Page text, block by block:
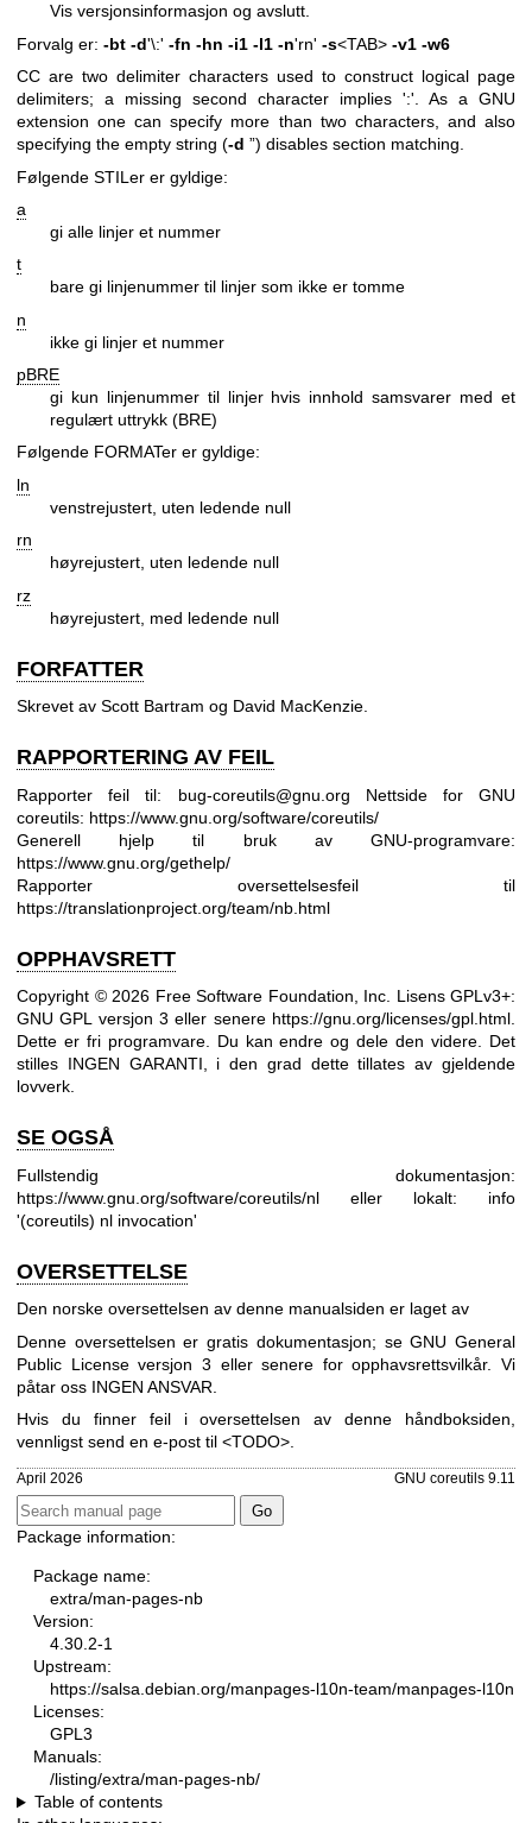
Vis versjonsinformasjon og avslutt.
Forvalg er: -bt -d'\:' -fn -hn -i1 -l1 -n'rn' -s<TAB> -v1 -w6
CC are two delimiter characters used to construct logical page
delimiters; a missing second character implies ':'. As a GNU
extension one can specify more than two characters, and also
specifying the empty string (-d ”) disables section matching.
Følgende STILer er gyldige:
a
gi alle linjer et nummer
t
bare gi linjenummer til linjer som ikke er tomme
n
ikke gi linjer et nummer
pBRE
gi kun linjenummer til linjer hvis innhold samsvarer med et
regulært uttrykk (BRE)
Følgende FORMATer er gyldige:
ln
venstrejustert, uten ledende null
rn
høyrejustert, uten ledende null
rz
høyrejustert, med ledende null
FORFATTER
Skrevet av Scott Bartram og David MacKenzie.
RAPPORTERING AV FEIL
Rapporter feil til: bug-coreutils@gnu.org Nettside for GNU
coreutils: https://www.gnu.org/software/coreutils/
Generell hjelp til bruk av GNU-programvare:
https://www.gnu.org/gethelp/
Rapporter oversettelsesfeil til
https://translationproject.org/team/nb.html
OPPHAVSRETT
Copyright © 2026 Free Software Foundation, Inc. Lisens GPLv3+:
GNU GPL versjon 3 eller senere https://gnu.org/licenses/gpl.html
Dette er fri programvare. Du kan endre og dele den videre. Det
stilles INGEN GARANTI, i den grad dette tillates av gjeldende
lovverk.
SE OGSÅ
Fullstendig dokumentasjon:
https://www.gnu.org/software/coreutils/nl
eller lokalt: info
'(coreutils) nl invocation'
OVERSETTELSE
Den norske oversettelsen av denne manualsiden er laget av
Denne oversettelsen er gratis dokumentasjon; seGNU General
Public License versjon 3 eller senere for opphavsrettsvilkår. Vi
påtar oss INGEN ANSVAR.
Hvis du finner feil i oversettelsen av denne håndboksiden,
vennligst send en e-post til <TODO>.
April 2026 GNU coreutils 9.11
Package information:
Package name:
extra/man-pages-nb
Version:
4.30.2-1
Upstream:
https://salsa.debian.org/manpages-l10n-team/manpages-l10n
Licenses:
GPL3
Manuals:
/listing/extra/man-pages-nb/
Table of contents